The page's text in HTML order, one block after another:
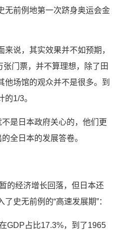
无前例地第一次跻身奥运会金
来说，其实效果并不如预期，
门票，并不算理想，除了田
他场馆的观众并不是很多。到
的1/3。
不是日本政府关心的，他们更
全日本的发展答卷。
的经济增长回落，但日本还
史无前例的“高速发展期”：
GDP占比17.3%，到了1965